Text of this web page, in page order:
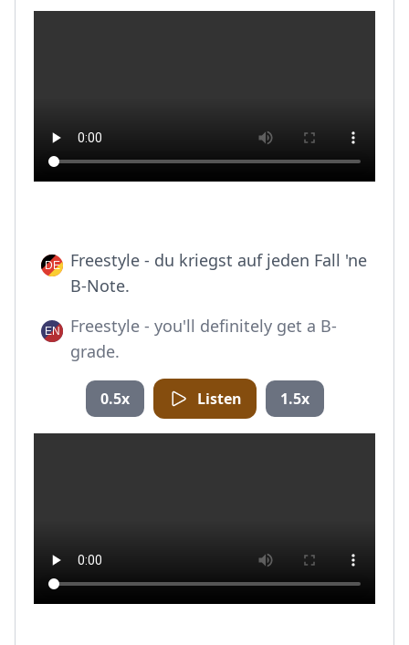
Freestyle - du kriegst auf jeden Fall 'ne
B-Note.
Freestyle - you'll definitely get a B-
grade.
0.5x Listen 1.5x